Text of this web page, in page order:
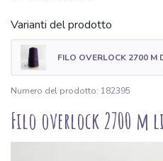
Varianti del prodotto
FILO OVERLOCK 2700 M
Numero del prodotto: 182395
Filo overlock 2700